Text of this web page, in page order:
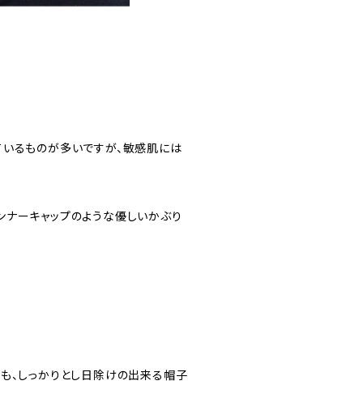
るものが多いですが、敏感肌には
ーキャップのような優しいかぶり
、しっかりとし日除けの出来る帽子